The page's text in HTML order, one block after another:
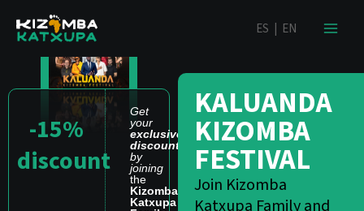
ES | EN
-15%
discount
Get
your
exclusive
discount
by
joining
the
Kizomba
Katxupa
KALUANDA
KIZOMBA
FESTIVAL
Join Kizomba
Katxupa Family and